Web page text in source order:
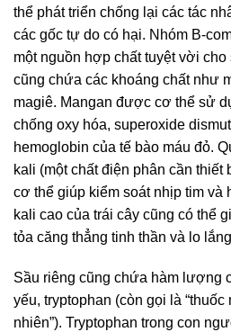
thể phát triển chống lại các tác
các gốc tự do có hại. Nhóm B-
một nguồn hợp chất tuyệt vời
cũng chứa các khoáng chất như
magiê. Mangan được cơ thể sử
chống oxy hóa, superoxide
hemoglobin của tế bào máu đỏ.
kali (một chất điện phân cần thiết
cơ thể giúp kiểm soát nhịp tim và
kali cao của trái cây cũng có thể
tỏa căng thẳng tinh thần và lo
Sầu riêng cũng chứa hàm lượng
yếu, tryptophan (còn gọi là “thuốc
nhiên”). Tryptophan trong con